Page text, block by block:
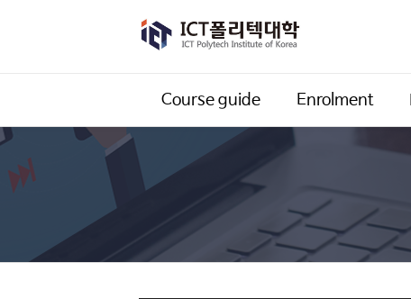
Course guide Enrolment